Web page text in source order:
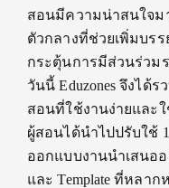
สอนมีความน่าสนใจ
ตัวกลางที่ช่วยเพิ่มบรร
กระตุ้นการมีส่วนร่วม
วันนี้ Eduzones จึงได้
สอนที่ใช้งานง่ายและ
ผู้สอนได้นำไปปรับใช้
ออกแบบงานนำเสนอ
และ Template ที่หลา